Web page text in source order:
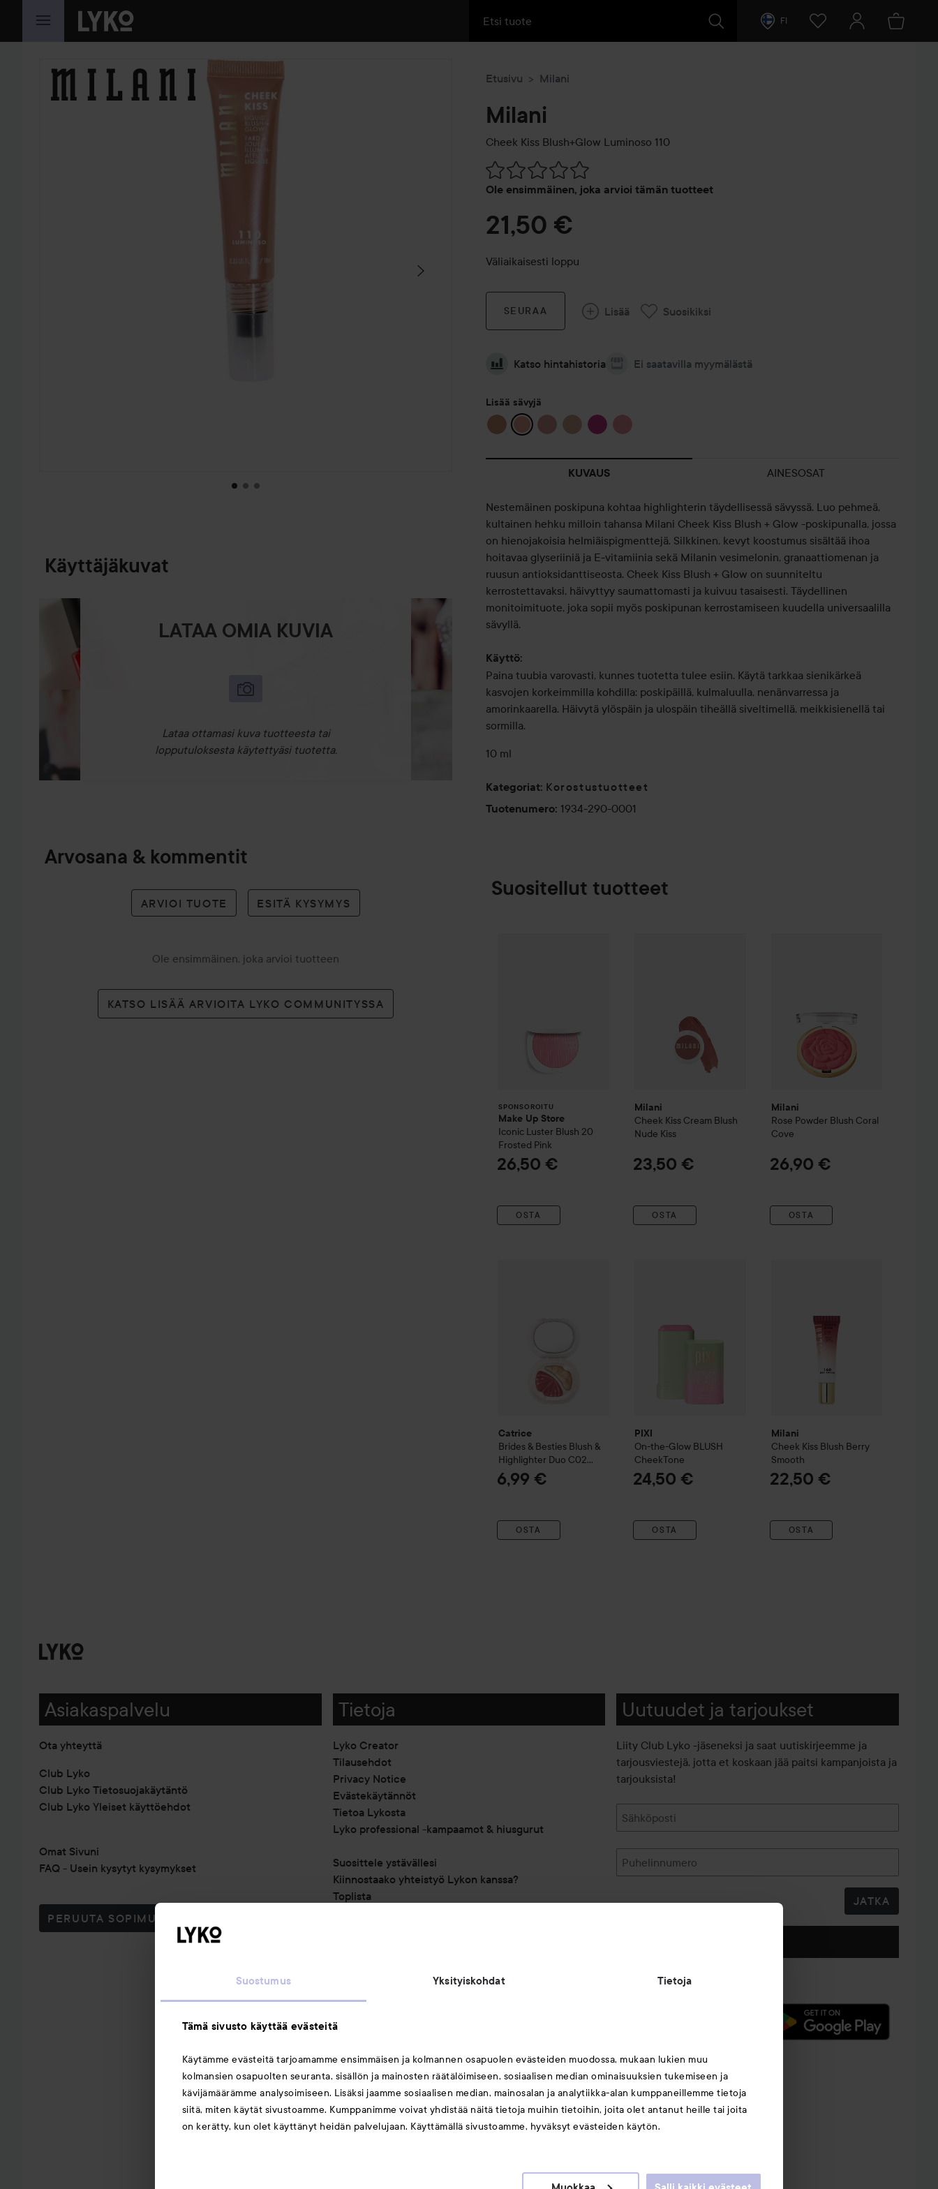
Suostumus Yksityiskohdat Tietoja
Tämä sivusto käyttää evästeitä
Käytämme evästeitä tarjoamamme ensimmäisen ja kolmannen osapuolen evästeiden muodossa, mukaan lukien muu
kolmansien osapuolten seuranta, sisällön ja mainosten räätälöimiseen, sosiaalisen median ominaisuuksien tukemiseen ja
kävijämäärämme analysoimiseen. Lisäksi jaamme sosiaalisen median, mainosalan ja analytiikka-alan kumppaneillemme tietoja
siitä, miten käytät sivustoamme. Kumppanimme voivat yhdistää näitä tietoja muihin tietoihin, joita olet antanut heille tai joita
on kerätty, kun olet käyttänyt heidän palvelujaan. Käyttämällä sivustoamme, hyväksyt evästeiden käytön.
SIIRTYÄ JHK SISÄLTÖÖN FI
OHITA OSIO
Käyttäjäkuvat
LATAA OMIA KUVIA
Lataa ottamasi kuva tuotteesta tai
lopputuloksesta käytettyäsi tuotetta.
Arvosana & kommentit
ARVIOI TUOTE ESITÄ KYSYMYS
Ole ensimmäinen, joka arvioi tuotteen
KATSO LISÄÄ ARVIOITA LYKO COMMUNITYSSA
Etusivu Milani
Milani
Cheek Kiss Blush+Glow Luminoso 110
Ole ensimmäinen, joka arvioi tämän tuotteet
Siirtyä jhk Arvosana & kommentit
21,50 €
Väliaikaisesti loppu
SEURAA Lisää Suosikiksi
Katso hintahistoria Ei saatavilla myymälästä
Lisää sävyjä
KUVAUS AINESOSAT
Nestemäinen poskipuna kohtaa highlighterin täydellisessä sävyssä. Luo pehmeä,
kultainen hehku milloin tahansa Milani Cheek Kiss Blush + Glow -poskipunalla, jossa
on hienojakoisia helmiäispigmenttejä. Silkkinen, kevyt koostumus sisältää ihoa
hoitavaa glyseriiniä ja E-vitamiinia sekä Milanin vesimelonin, granaattiomenan ja
ruusun antioksidanttiseosta. Cheek Kiss Blush + Glow on suunniteltu
kerrostettavaksi, häivyttyy saumattomasti ja kuivuu tasaisesti. Täydellinen
monitoimituote, joka sopii myös poskipunan kerrostamiseen kuudella universaalilla
sävyllä.
Käyttö:
Paina tuubia varovasti, kunnes tuotetta tulee esiin. Käytä tarkkaa sienikärkeä
kasvojen korkeimmilla kohdilla: poskipäillä, kulmaluulla, nenänvarressa ja
amorinkaarella. Häivytä ylöspäin ja ulospäin tiheällä siveltimellä, meikkisienellä tai
sormilla.
10 ml
Kategoriat: Korostustuotteet
Tuotenumero: 1934-290-0001
Suositellut tuotteet
SPONSOROITU
Make Up Store
Iconic Luster Blush 20
Frosted Pink
26,50 €
OSTA
Milani
Cheek Kiss Cream Blush
Nude Kiss
23,50 €
OSTA
Milani
Rose Powder Blush Coral
Cove
26,90 €
OSTA
Catrice
Brides & Besties Blush &
Highlighter Duo C02
Glow Down The Aisle
6,99 €
OSTA
PIXI
On-the-Glow BLUSH
CheekTone
24,50 €
OSTA
Milani
Cheek Kiss Blush Berry
Smooth
22,50 €
OSTA
Asiakaspalvelu
Ota yhteyttä
Club Lyko
Club Lyko Tietosuojakäytäntö
Club Lyko Yleiset käyttöehdot
Omat Sivuni
FAQ - Usein kysytyt kysymykset
PERUUTA SOPIMUS TÄSTÄ
Tietoja
Lyko Creator
Tilausehdot
Privacy Notice
Evästekäytännöt
Tietoa Lykosta
Lyko professional -kampaamot & hiusgurut
Suosittele ystävällesi
Kiinnostaako yhteistyö Lykon kanssa?
Toplista
Saattaisit myös tykätä
Huulet
Uutuudet ja tarjoukset
Liity Club Lyko -jäseneksi ja saat uutiskirjeemme ja
tarjousviestejä, jotta et koskaan jää paitsi kampanjoista ja
tarjouksista!
Sähköposti
Puhelinnumero
JATKA